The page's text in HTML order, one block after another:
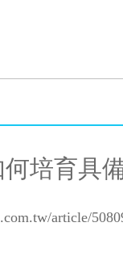
何培育具
article/